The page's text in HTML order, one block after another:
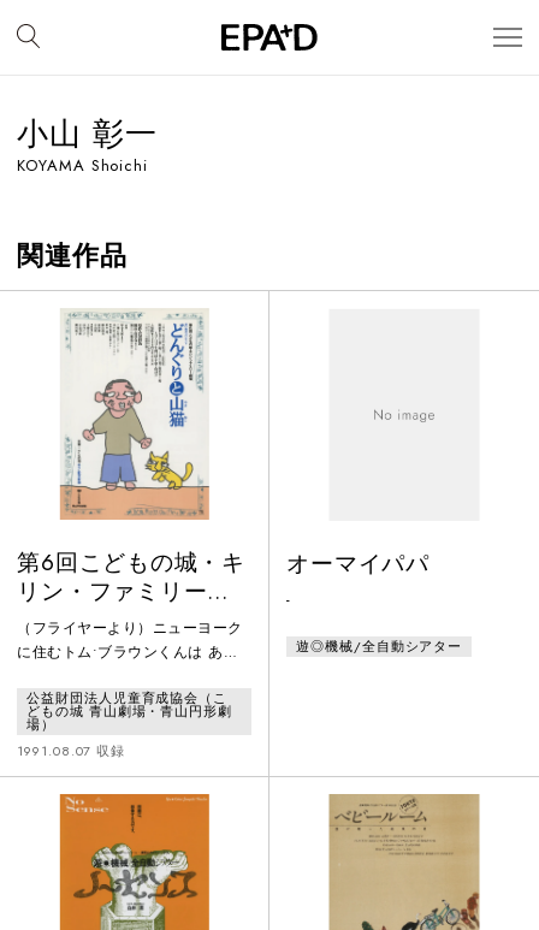
小山 彰一
KOYAMA Shoichi
関連作品
第6回こどもの城・キ
リン・ファミリー劇
場 青い鳥ポコペンラ
ンド「どんぐりと山
（フライヤーより）ニューヨーク
に住むトム•ブラウンくんは ある
なるトム•ブラウンさまプリーズ•
カム•カム 来て下さい。困ってい
ます。S•O•Sニャーオ 日本の
山猫大将より”トムくんは、もうう
れしくって ビョ〜ンビョンと日本
の我不知山にやってきました。待
っていたのは、困った顔の山猫大
将と家来のトラスケさん。いった
い全体 なんでしょう？おお！
OH！そこへやってきました
公益財団法人児童育成協会（こ
どもの城 青山劇場・青山円形劇
場）
1991.08.07 収録
オーマイパパ
-
遊◎機械/全自動シアター